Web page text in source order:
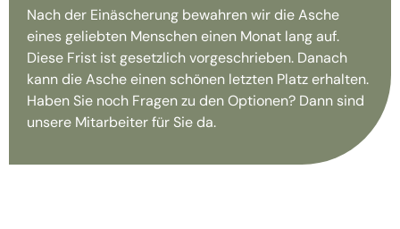
Nach der Einäscherung bewahren wir die Asche
eines geliebten Menschen einen Monat lang auf.
Diese Frist ist gesetzlich vorgeschrieben. Danach
kann die Asche einen schönen letzten Platz erhalten.
Haben Sie noch Fragen zu den Optionen? Dann sind
unsere Mitarbeiter für Sie da.